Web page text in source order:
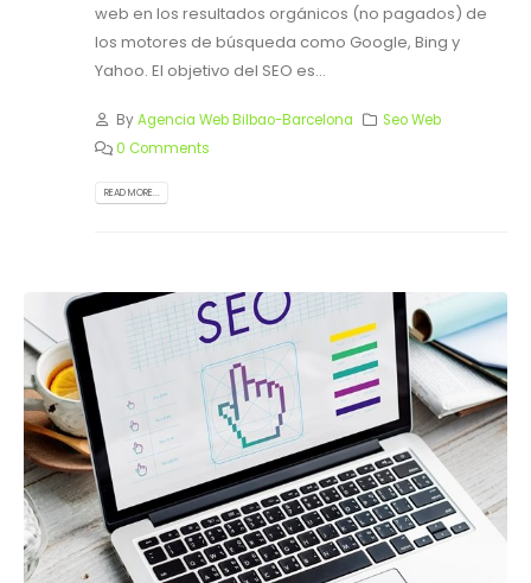
web en los resultados orgánicos (no pagados) de
los motores de búsqueda como Google, Bing y
Yahoo. El objetivo del SEO es...
ByAgencia Web Bilbao-Barcelona
Seo Web
0 Comments
READ MORE...